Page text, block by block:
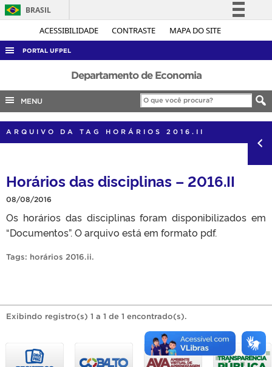
ACESSIBILIDADE CONTRASTE MAPA DO SITE
BRASIL
Simplifique!
Legislação
Canais
PORTAL UFPEL
ACESSO À INFORMAÇÃO
AUDITORIA
COBALTO
CONCURSOS
OUVIDORIA
PORTARIAS
TELEFONES
Departamento de Economia
MENU
ARQUIVO DA TAG HORÁRIOS 2016.II
Horários das disciplinas – 2016.II
08/08/2016
Os horários das disciplinas foram disponibilizados em
“Documentos”. O arquivo está em formato pdf.
Tags: horários 2016.ii.
Exibindo registro(s) 1 a 1 de 1 encontrado(s).